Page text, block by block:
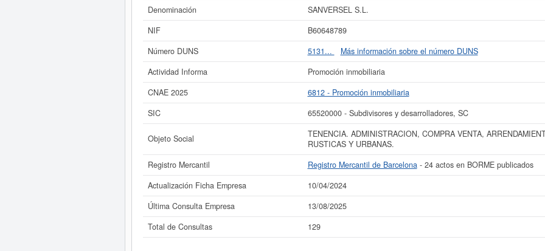
Si está interesado en conocer más datos de la empresa SANVERSEL S.L. puede
S.L. y consultar los resultados de sus años de actividad, así como los balances y cuentas de
La última actualización del informe de empresa se ha realizado el 10/04/2024.
Denominación
SANVERSEL S.L.
NIF
B60648789
Número DUNS
5131...
Más información sobre el número DUNS
Actividad Informa
Promoción inmobiliaria
CNAE 2025
6812 - Promoción inmobiliaria
SIC
65520000 - Subdivisores y desarrolladores, SC
Objeto Social
TENENCIA. ADMINISTRACION, COMPRA VENTA,
RUSTICAS Y URBANAS.
Registro Mercantil
Registro Mercantil de Barcelona- 24 actos en BORME publicados
Actualización Ficha Empresa
10/04/2024
Última Consulta Empresa
13/08/2025
Total de Consultas
129